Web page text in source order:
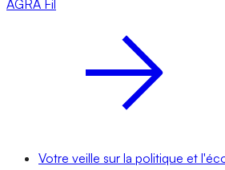
AGRA Fil
Votre veille sur la politique et